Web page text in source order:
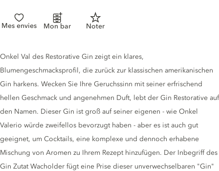
Mes envies Mon bar Noter
Gin description
Onkel Val des Restorative Gin zeigt ein klares,
Blumengeschmacksprofil, die zurück zur klassischen amerikanischen
Gin harkens. Wecken Sie Ihre Geruchssinn mit seiner erfrischend
hellen Geschmack und angenehmen Duft, lebt der Gin Restorative auf
den Namen. Dieser Gin ist groß auf seiner eigenen - wie Onkel
Valerio würde zweifellos bevorzugt haben - aber es ist auch gut
geeignet, um Cocktails, eine komplexe und dennoch erhabene
Mischung von Aromen zu Ihrem Rezept hinzufügen. Der Inbegriff des
Gin Zutat Wacholder fügt eine Prise dieser unverwechselbaren "Gin"